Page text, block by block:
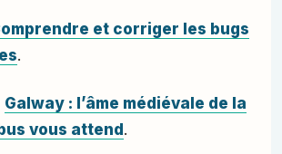
et corriger les bugs
.
Galway : l’âme médiévale de la
vous attend .